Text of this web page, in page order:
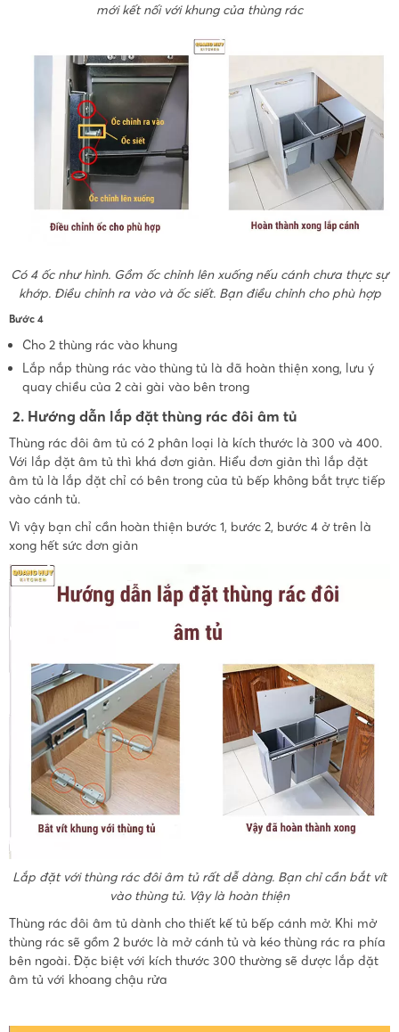
mới kết nối với khung của thùng rác
Có 4 ốc như hình. Gồm ốc chỉnh lên xuống nếu cánh chưa thực sự
khớp. Điều chỉnh ra vào và ốc siết. Bạn điều chỉnh cho phù hợp
Bước 4
Cho 2 thùng rác vào khung
Lắp nắp thùng rác vào thùng tủ là đã hoàn thiện xong, lưu ý
quay chiều của 2 cài gài vào bên trong
2. Hướng dẫn lắp đặt thùng rác đôi âm tủ
Thùng rác đôi âm tủ có 2 phân loại là kích thước là 300 và 400.
Với lắp đặt âm tủ thì khá đơn giản. Hiểu đơn giản thì lắp đặt
âm tủ là lắp đặt chỉ có bên trong của tủ bếp không bắt trực tiếp
vào cánh tủ.
Vì vậy bạn chỉ cần hoàn thiện bước 1, bước 2, bước 4 ở trên là
xong hết sức đơn giản
Lắp đặt với thùng rác đôi âm tủ rất dễ dàng. Bạn chỉ cần bắt vít
vào thùng tủ. Vậy là hoàn thiện
Thùng rác đôi âm tủ dành cho thiết kế tủ bếp cánh mở. Khi mở
thùng rác sẽ gồm 2 bước là mở cánh tủ và kéo thùng rác ra phía
bên ngoài. Đặc biệt với kích thước 300 thường sẽ được lắp đặt
âm tủ với khoang chậu rửa